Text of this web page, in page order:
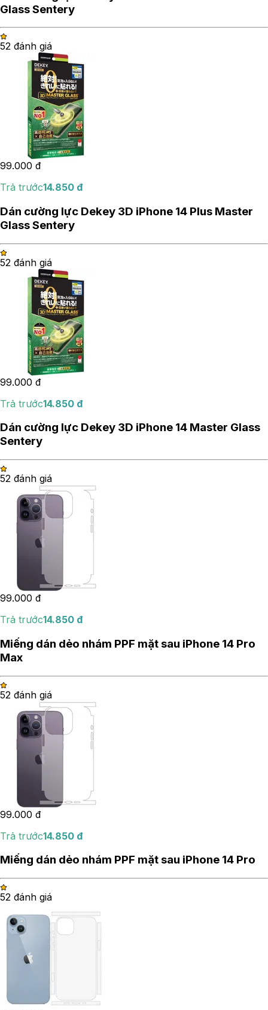
Glass Sentery
52 đánh giá
99.000 đ
Trả trước14.850 đ
Dán cường lực Dekey 3D iPhone 14 Plus Master
Glass Sentery
52 đánh giá
99.000 đ
Trả trước14.850 đ
Dán cường lực Dekey 3D iPhone 14 Master Glass
Sentery
52 đánh giá
99.000 đ
Trả trước14.850 đ
Miếng dán dẻo nhám PPF mặt sau iPhone 14 Pro
Max
52 đánh giá
99.000 đ
Trả trước14.850 đ
Miếng dán dẻo nhám PPF mặt sau iPhone 14 Pro
52 đánh giá